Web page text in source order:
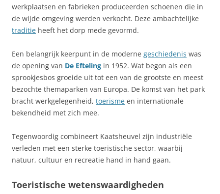
werkplaatsen en fabrieken produceerden schoenen die in
de wijde omgeving werden verkocht. Deze ambachtelijke
traditie heeft het dorp mede gevormd.
Een belangrijk keerpunt in de moderne geschiedenis was
de opening van De Efteling in 1952. Wat begon als een
sprookjesbos groeide uit tot een van de grootste en meest
bezochte themaparken van Europa. De komst van het park
bracht werkgelegenheid, toerisme en internationale
bekendheid met zich mee.
Tegenwoordig combineert Kaatsheuvel zijn industriële
verleden met een sterke toeristische sector, waarbij
natuur, cultuur en recreatie hand in hand gaan.
Toeristische wetenswaardigheden